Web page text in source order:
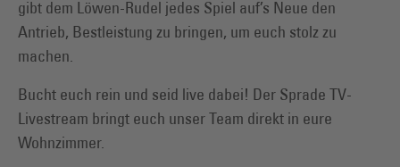
gibt dem Löwen-Rudel jedes Spiel auf’s Neue den
Antrieb, Bestleistung zu bringen, um euch stolz zu
machen.
Bucht euch rein und seid live dabei! Der Sprade TV-
Livestream bringt euch unser Team direkt in eure
Wohnzimmer.